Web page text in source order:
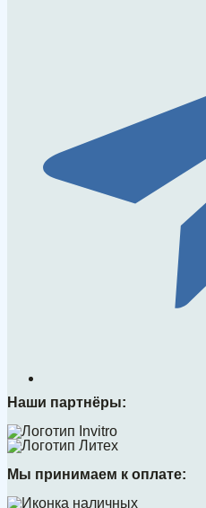
Наши партнёры:
Мы принимаем к оплате: